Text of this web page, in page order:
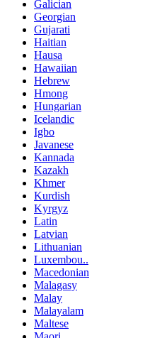
Galician
Georgian
Gujarati
Haitian
Hausa
Hawaiian
Hebrew
Hmong
Hungarian
Icelandic
Igbo
Javanese
Kannada
Kazakh
Khmer
Kurdish
Kyrgyz
Latin
Latvian
Lithuanian
Luxembou..
Macedonian
Malagasy
Malay
Malayalam
Maltese